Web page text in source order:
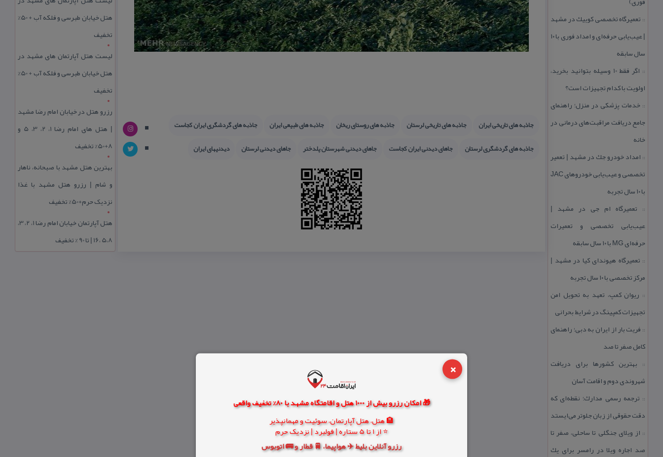
×
🎁 امکان رزرو بیش از 1000 هتل و اقامتگاه مشهد با 80% تخفیف واقعی
🏨 هتل، هتل آپارتمان، سوئیت و مهمانپذیر
⭐ از 1 تا 5 ستاره | فولبرد | نزدیک حرم
رزرو آنلاین بلیط ✈️ هواپیما، 🚆 قطار و 🚌 اتوبوس
:: تعمیرگاه تخصصی كوییك در مشهد
| عیب‌یابی حرفه‌ای و امداد فوری با ۱۰
سال سابقه
::
اگر فقط 10 وسیله بتوانید بخرید،
اولویت با كدام تجهیزات است؟
:: خدمات پزشكی در منزل؛ راهنمای
جامع دریافت مراقبت‌های درمانی در
خانه
:: امداد خودرو جك در مشهد | تعمیر
تخصصی و عیب‌یابی خودروهای JAC
با ۱۰ سال تجربه
:: تعمیرگاه ام جی در مشهد |
عیب‌یابی تخصصی و تعمیرات
حرفه‌ای MG با ۱۰ سال سابقه
:: تعمیرگاه هیوندای كیا در مشهد |
مركز تخصصی با ۱۰ سال تجربه
:: ریوان كمپ، تعهد به تحویل امن
تجهیزات كمپینگ در شرایط بحرانی
:: فریت بار از ایران به دبی؛ راهنمای
كامل صفر تا صد
:: بهترین كشورها برای دریافت
شهروندی دوم و اقامت آسان
:: ترجمه رسمی مدارك؛ نقطه‌ای كه
دقت حقوقی از زبان جلوتر می‌ایستد
:: از ویلای جنگلی تا ساحلی، صفر تا
صد اجاره ویلا در رامسر برای یك
جاذبه های تاریخی ایران جاذبه های تاریخی لرستان جاذبه های روستای ریخان جاذبه های طبیعی ایران
جاذبه های گردشگری ایران كجاست
جاذبه های گردشگری لرستان
جاهای دیدنی ایران كجاست جاهای دیدنی شهرستان پلدختر جاهای دیدنی لرستان دیدنیهای ایران
هتل خیابان طبرسی و فلکه آب + 50%
تخفیف
لیست هتل آپارتمان های مشهد در
هتل خیابان طبرسی و فلکه آب + 50%
تخفیف
رزرو هتل در خیابان امام رضا مشهد
| هتل‌ های امام رضا 1، 2، 3، 5 و
8+50% تخفیف
بهترین هتل مشهد با صبحانه، ناهار
و شام | رزرو هتل مشهد با غذا
نزدیک حرم+50% تخفیف
هتل آپارتمان خیابان امام رضا 1، 2، 3،
5،8 ،16 | تا 90 % تخفیف